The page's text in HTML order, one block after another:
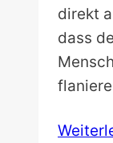
direkt
dass